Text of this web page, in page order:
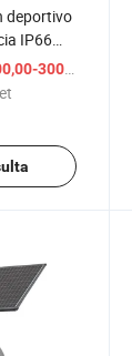
deportivo
IP66
para
300,00